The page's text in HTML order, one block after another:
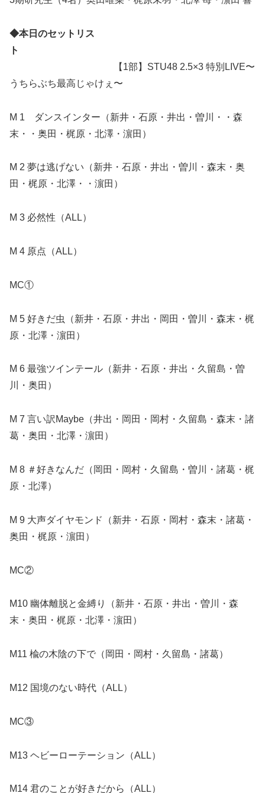
◆本日のセットリス
ト
【1部】STU48 2.5×3 特別LIVE〜
うちらぶち最高じゃけぇ〜
M 1 ダンスインター（新井・石原・井出・曽川・・森
末・・奥田・梶原・北澤・濵田）
M 2 夢は逃げない（新井・石原・井出・曽川・森末・奥
田・梶原・北澤・・濵田）
M 3 必然性（ALL）
M 4 原点（ALL）
MC①
M 5 好きだ虫（新井・石原・井出・岡田・曽川・森末・梶
原・北澤・濵田）
M 6 最強ツインテール（新井・石原・井出・久留島・曽
川・奥田）
M 7 言い訳Maybe（井出・岡田・岡村・久留島・森末・諸
葛・奥田・北澤・濵田）
M 8 ＃好きなんだ（岡田・岡村・久留島・曽川・諸葛・梶
原・北澤）
M 9 大声ダイヤモンド（新井・石原・岡村・森末・諸葛・
奥田・梶原・濵田）
MC②
M10 幽体離脱と金縛り（新井・石原・井出・曽川・森
末・奥田・梶原・北澤・濵田）
M11 楡の木陰の下で（岡田・岡村・久留島・諸葛）
M12 国境のない時代（ALL）
MC③
M13 ヘビーローテーション（ALL）
M14 君のことが好きだから（ALL）